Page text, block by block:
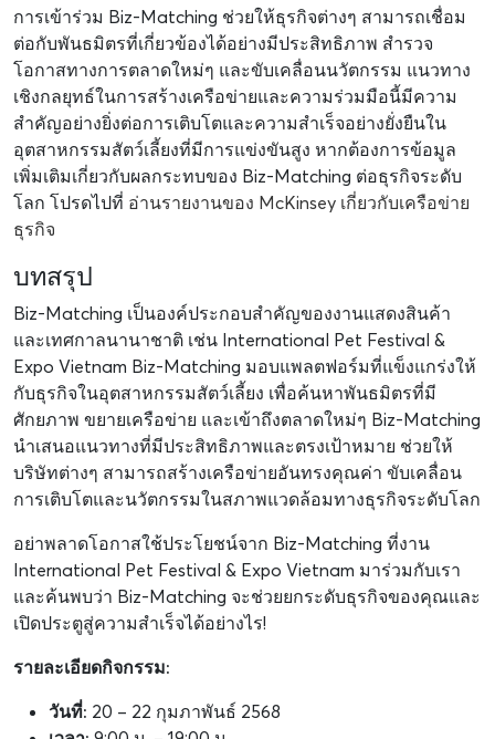
การเข้าร่วม Biz-Matching ช่วยให้ธุรกิจต่างๆ สามารถเชื่อม
ต่อกับพันธมิตรที่เกี่ยวข้องได้อย่างมีประสิทธิภาพ สำรวจ
โอกาสทางการตลาดใหม่ๆ และขับเคลื่อนนวัตกรรม แนวทาง
เชิงกลยุทธ์ในการสร้างเครือข่ายและความร่วมมือนี้มีความ
สำคัญอย่างยิ่งต่อการเติบโตและความสำเร็จอย่างยั่งยืนใน
อุตสาหกรรมสัตว์เลี้ยงที่มีการแข่งขันสูง หากต้องการข้อมูล
เพิ่มเติมเกี่ยวกับผลกระทบของ Biz-Matching ต่อธุรกิจระดับ
โลก โปรดไปที่ อ่านรายงานของ McKinsey เกี่ยวกับเครือข่าย
ธุรกิจ
บทสรุป
Biz-Matching เป็นองค์ประกอบสำคัญของงานแสดงสินค้า
และเทศกาลนานาชาติ เช่น International Pet Festival &
Expo Vietnam Biz-Matching มอบแพลตฟอร์มที่แข็งแกร่งให้
กับธุรกิจในอุตสาหกรรมสัตว์เลี้ยง เพื่อค้นหาพันธมิตรที่มี
ศักยภาพ ขยายเครือข่าย และเข้าถึงตลาดใหม่ๆ Biz-Matching
นำเสนอแนวทางที่มีประสิทธิภาพและตรงเป้าหมาย ช่วยให้
บริษัทต่างๆ สามารถสร้างเครือข่ายอันทรงคุณค่า ขับเคลื่อน
การเติบโตและนวัตกรรมในสภาพแวดล้อมทางธุรกิจระดับโลก
อย่าพลาดโอกาสใช้ประโยชน์จาก Biz-Matching ที่งาน
International Pet Festival & Expo Vietnam มาร่วมกับเรา
และค้นพบว่า Biz-Matching จะช่วยยกระดับธุรกิจของคุณและ
เปิดประตูสู่ความสำเร็จได้อย่างไร!
รายละเอียดกิจกรรม:
วันที่: 20 – 22 กุมภาพันธ์ 2568